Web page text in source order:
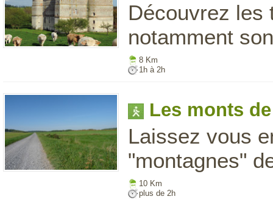
Découvrez les
notamment
8 Km
1h à 2h
Les monts
Laissez vous
"montagnes"
10 Km
plus de 2h